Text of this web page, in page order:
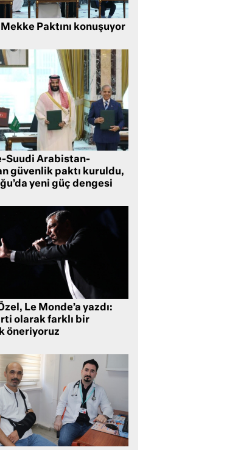
Paktını konuşuyor
Suudi Arabistan-
güvenlik paktı kuruldu,
yeni güç dengesi
Le Monde’a yazdı:
olarak farklı bir
öneriyoruz